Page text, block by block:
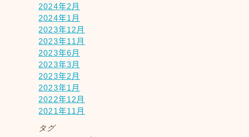
2024年2月
2024年1月
2023年12月
2023年11月
2023年6月
2023年3月
2023年2月
2023年1月
2022年12月
2021年11月
タグ